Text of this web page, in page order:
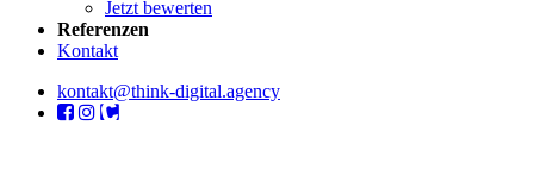
Jetzt bewerten
Referenzen
Kontakt
kontakt@think-digital.agency